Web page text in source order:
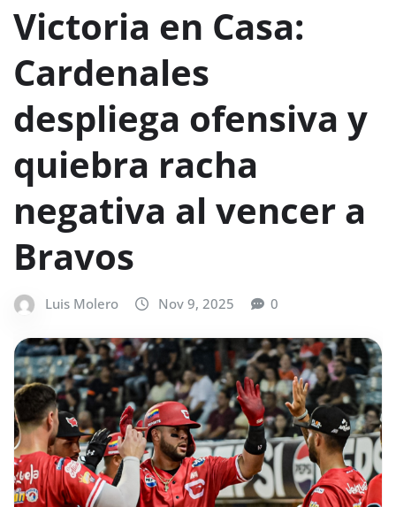
Victoria en Casa:
Cardenales
despliega ofensiva y
quiebra racha
negativa al vencer a
Bravos
Luis Molero Nov 9, 2025 0